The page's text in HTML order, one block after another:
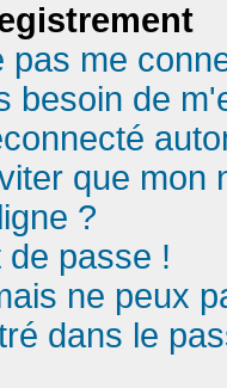
pas me
besoin de
que mon
?
passe !
ne peux
dans le